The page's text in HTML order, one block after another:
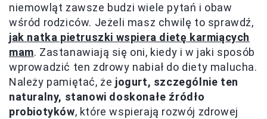
niemowląt zawsze budzi wiele pytań i obaw
wśród rodziców. Jeżeli masz chwilę to sprawdź,
jak natka pietruszki wspiera dietę karmiących
mam. Zastanawiają się oni, kiedy i w jaki sposób
wprowadzić ten zdrowy nabiał do diety malucha.
Należy pamiętać, że jogurt, szczególnie ten
naturalny, stanowi doskonałe źródło
probiotyków, które wspierają rozwój zdrowej